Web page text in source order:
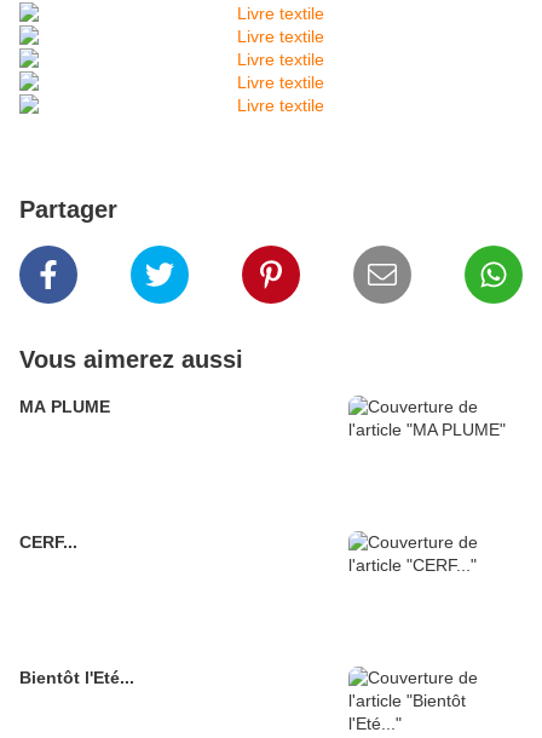
Partager
Vous aimerez aussi
MA PLUME
CERF...
Bientôt l'Eté...